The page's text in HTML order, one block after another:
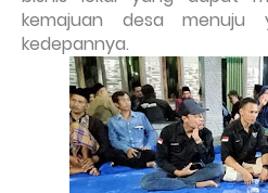
kemajuan desa
kedepannya.